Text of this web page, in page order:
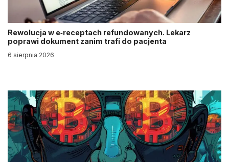
Rewolucja w e‑receptach refundowanych. Lekarz
poprawi dokument zanim trafi do pacjenta
6 sierpnia 2026